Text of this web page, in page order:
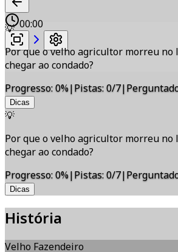
00:00
💡
Por que o velho agricultor morreu no
chegar ao condado?
Progresso:0%|Pistas:0/7|
Dicas
💡
Por que o velho agricultor morreu no
chegar ao condado?
Progresso:0%|Pistas:0/7|
Dicas
História
Velho Fazendeiro